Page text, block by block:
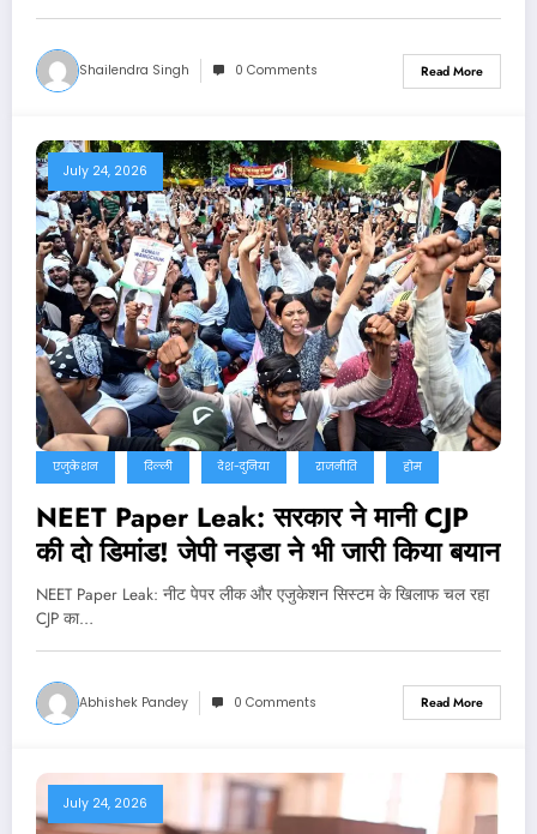
Shailendra Singh 0 Comments Read More
July 24, 2026
एजुकेशन दिल्ली देश-दुनिया राजनीति होम
NEET Paper Leak: सरकार ने मानी CJP
की दो डिमांड! जेपी नड्डा ने भी जारी किया बयान
NEET Paper Leak: नीट पेपर लीक और एजुकेशन सिस्टम के खिलाफ चल रहा
CJP का…
Abhishek Pandey 0 Comments Read More
July 24, 2026